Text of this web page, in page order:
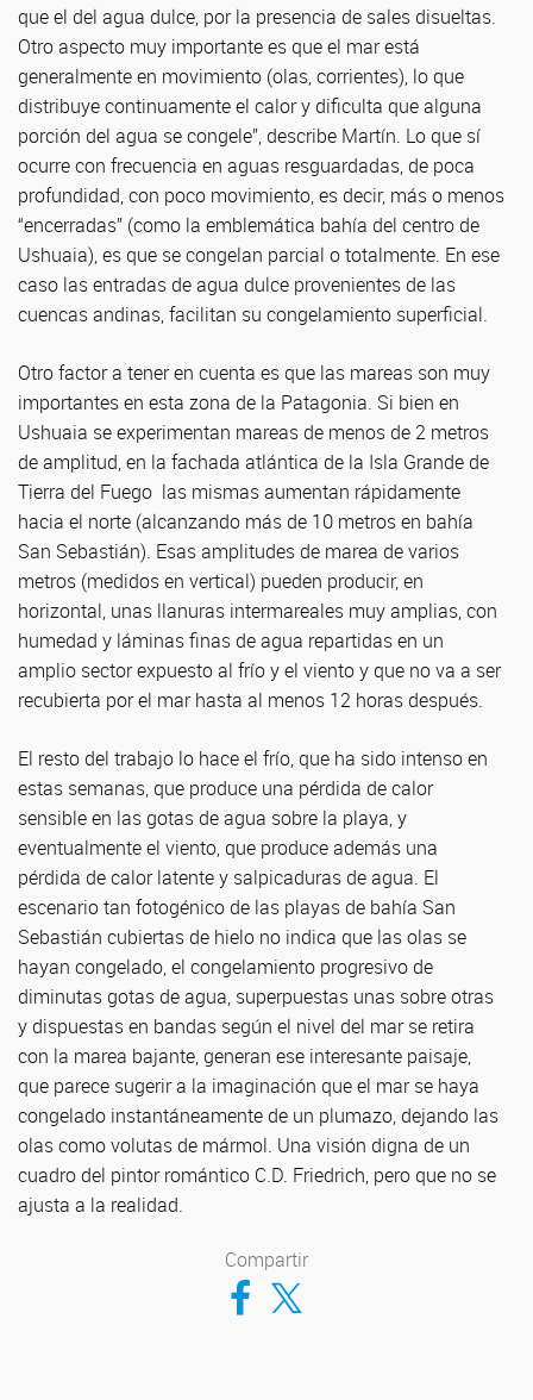
que el del agua dulce, por la presencia de sales disueltas.
Otro aspecto muy importante es que el mar está
generalmente en movimiento (olas, corrientes), lo que
distribuye continuamente el calor y dificulta que alguna
porción del agua se congele”, describe Martín. Lo que sí
ocurre con frecuencia en aguas resguardadas, de poca
profundidad, con poco movimiento, es decir, más o menos
“encerradas” (como la emblemática bahía del centro de
Ushuaia), es que se congelan parcial o totalmente. En ese
caso las entradas de agua dulce provenientes de las
cuencas andinas, facilitan su congelamiento superficial.
Otro factor a tener en cuenta es que las mareas son muy
importantes en esta zona de la Patagonia. Si bien en
Ushuaia se experimentan mareas de menos de 2 metros
de amplitud, en la fachada atlántica de la Isla Grande de
Tierra del Fuego las mismas aumentan rápidamente
hacia el norte (alcanzando más de 10 metros en bahía
San Sebastián). Esas amplitudes de marea de varios
metros (medidos en vertical) pueden producir, en
horizontal, unas llanuras intermareales muy amplias, con
humedad y láminas finas de agua repartidas en un
amplio sector expuesto al frío y el viento y que no va a ser
recubierta por el mar hasta al menos 12 horas después.
El resto del trabajo lo hace el frío, que ha sido intenso en
estas semanas, que produce una pérdida de calor
sensible en las gotas de agua sobre la playa, y
eventualmente el viento, que produce además una
pérdida de calor latente y salpicaduras de agua. El
escenario tan fotogénico de las playas de bahía San
Sebastián cubiertas de hielo no indica que las olas se
hayan congelado, el congelamiento progresivo de
diminutas gotas de agua, superpuestas unas sobre otras
y dispuestas en bandas según el nivel del mar se retira
con la marea bajante, generan ese interesante paisaje,
que parece sugerir a la imaginación que el mar se haya
congelado instantáneamente de un plumazo, dejando las
olas como volutas de mármol. Una visión digna de un
cuadro del pintor romántico C.D. Friedrich, pero que no se
ajusta a la realidad.
Compartir
Compartir en Facebook
Compartir en Twitter